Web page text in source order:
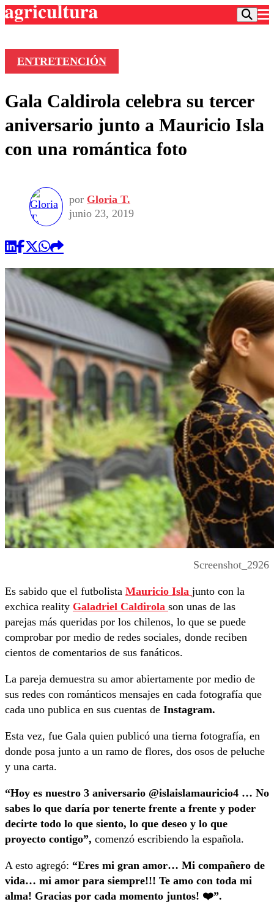
Frecuencias
Agricultura TV
Deportes
Colo Colo
Seleccion Chilena
Torneo Internacional
Entretención
Economía
Internacional
Publicaciones en medios
Opinión
ENTRETENCIÓN
Gala Caldirola celebra su tercer
aniversario junto a Mauricio Isla
con una romántica foto
por Gloria T.
junio 23, 2019
Screenshot_2926
Es sabido que el futbolista Mauricio Isla junto con la
exchica reality Galadriel Caldirola son unas de las
parejas más queridas por los chilenos, lo que se puede
comprobar por medio de redes sociales, donde reciben
cientos de comentarios de sus fanáticos.
La pareja demuestra su amor abiertamente por medio de
sus redes con románticos mensajes en cada fotografía que
cada uno publica en sus cuentas de Instagram.
Esta vez, fue Gala quien publicó una tierna fotografía, en
donde posa junto a un ramo de flores, dos osos de peluche
y una carta.
“Hoy es nuestro 3 aniversario @islaislamauricio4 … No
sabes lo que daría por tenerte frente a frente y poder
decirte todo lo que siento, lo que deseo y lo que
proyecto contigo”, comenzó escribiendo la española.
A esto agregó: “Eres mi gran amor… Mi compañero de
vida… mi amor para siempre!!! Te amo con toda mi
alma! Gracias por cada momento juntos! ❤️”.